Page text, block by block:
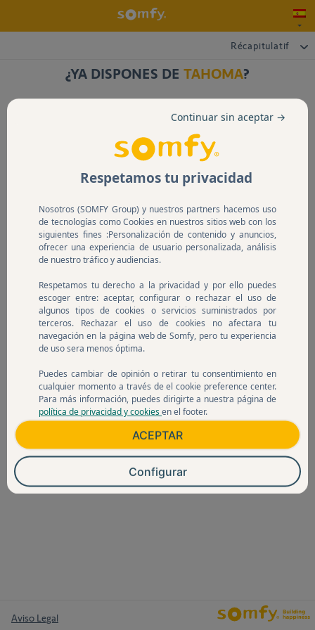
Récapitulatif
¿YA DISPONES DE TAHOMA?
En caso de duda, contactarnos.
Aviso Legal
Respetamos tu privacidad
Nosotros (SOMFY Group) y nuestros partners hacemos uso
de tecnologías como Cookies en nuestros sitios web con los
siguientes fines :Personalización de contenido y anuncios,
ofrecer una experiencia de usuario personalizada, análisis
de nuestro tráfico y audiencias.
Respetamos tu derecho a la privacidad y por ello puedes
escoger entre: aceptar, configurar o rechazar el uso de
algunos tipos de cookies o servicios suministrados por
terceros. Rechazar el uso de cookies no afectara tu
navegación en la página web de Somfy, pero tu experiencia
de uso sera menos óptima.
Puedes cambiar de opinión o retirar tu consentimiento en
cualquier momento a través de el cookie preference center.
Para más información, puedes dirigirte a nuestra página de
política de privacidad y cookiesen el footer.
Continuar sin aceptar →
ACEPTAR
Configurar